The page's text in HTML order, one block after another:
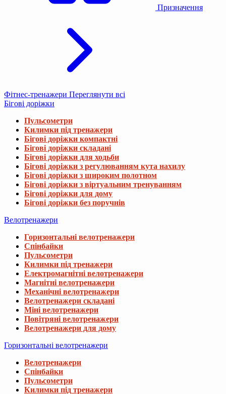
Призначення
Фітнес-тренажери Переглянути всі
Бігові доріжки
Пульсометри
Килимки під тренажери
Бігові доріжки компактні
Бігові доріжки складані
Бігові доріжки для ходьби
Бігові доріжки з регулюванням кута нахилу
Бігові доріжки з широким полотном
Бігові доріжки з віртуальним тренуванням
Бігові доріжки для дому
Бігові доріжки без поручнів
Велотренажери
Горизонтальні велотренажери
Спінбайки
Пульсометри
Килимки під тренажери
Електромагнітні велотренажери
Магнітні велотренажери
Механічні велотренажери
Велотренажери складані
Міні велотренажери
Повітряні велотренажери
Велотренажери для дому
Горизонтальні велотренажери
Велотренажери
Спінбайки
Пульсометри
Килимки під тренажери